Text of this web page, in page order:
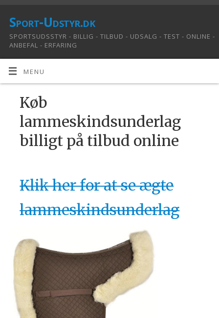
Sport-Udstyr.dk
SPORTSUDSSTYR - BILLIG - TILBUD - UDSALG - TEST - ONLINE -
ANBEFAL - ERFARING
MENU
Køb
lammeskindsunderlag
billigt på tilbud online
Klik her for at se ægte
lammeskindsunderlag